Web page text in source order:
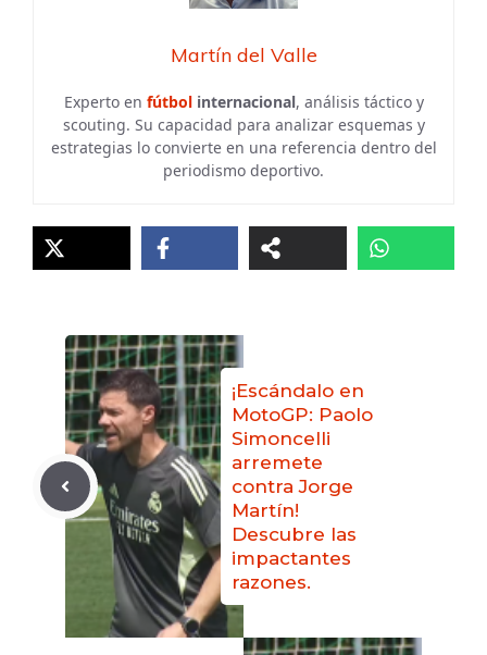
Martín del Valle
Experto en fútbolinternacional, análisis táctico y
scouting. Su capacidad para analizar esquemas y
estrategias lo convierte en una referencia dentro del
periodismo deportivo.
¡Escándalo en
MotoGP: Paolo
Simoncelli
arremete
contra Jorge
Martín!
Descubre las
impactantes
razones.